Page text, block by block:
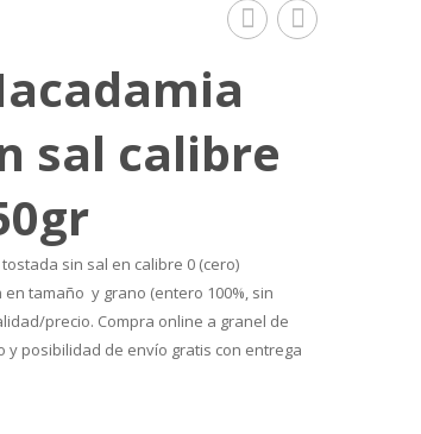
sin
tamaño
sal calibre
sin sal en calibre 0 (cero)
tamaño y grano (entero 100%, sin
precio. Compra online a granel de
y posibilidad de envío gratis con entrega